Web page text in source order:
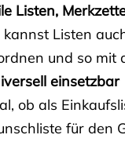
Listen,
kannst Listen
und so mit
einsetzbar
ob als
für den